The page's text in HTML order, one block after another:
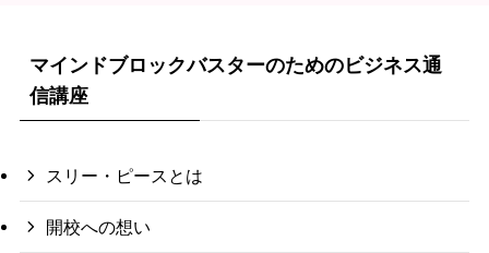
マインドブロックバスターのためのビジネス通
信講座
スリー・ピースとは
開校への想い